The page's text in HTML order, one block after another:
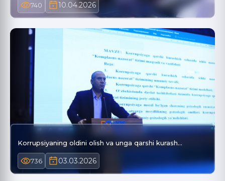
740 10.04.2026
Korrupsiyaning oldini olish va unga qarshi kurash…
736 03.03.2026